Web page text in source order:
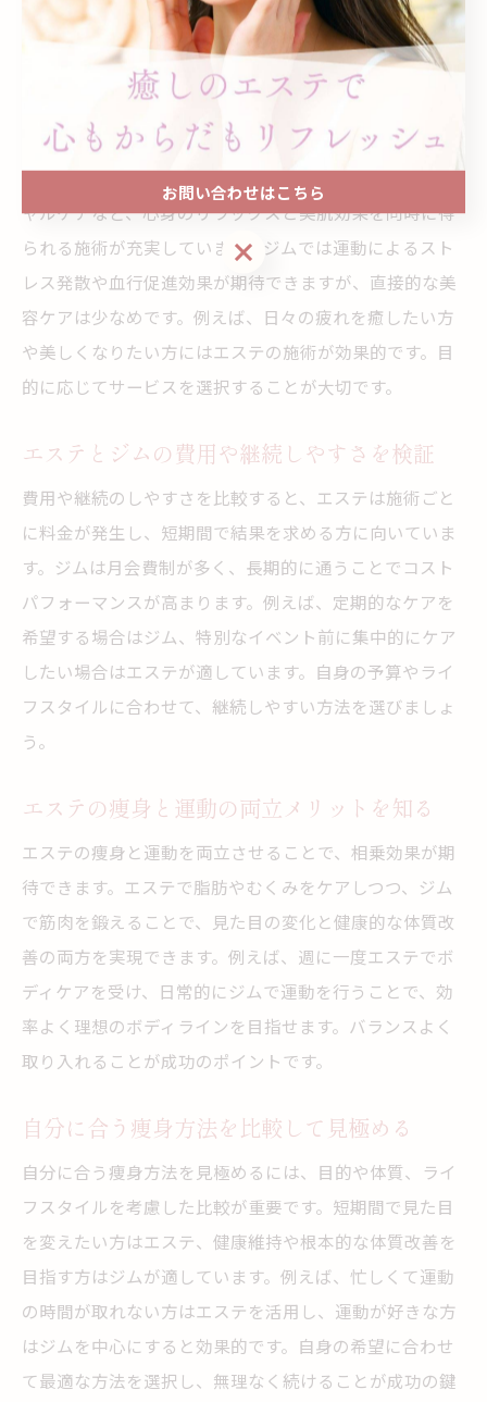
断しましょう。
リラクゼーションや美容効果の違いを比較
リラクゼーションや美容効果には、エステが強みを持っ
ています。エステではアロマトリートメントやフェイシ
ャルケアなど、心身のリラックスと美肌効果を同時に得
られる施術が充実しています。ジムでは運動によるスト
レス発散や血行促進効果が期待できますが、直接的な美
容ケアは少なめです。例えば、日々の疲れを癒したい方
や美しくなりたい方にはエステの施術が効果的です。目
的に応じてサービスを選択することが大切です。
エステとジムの費用や継続しやすさを検証
費用や継続のしやすさを比較すると、エステは施術ごと
に料金が発生し、短期間で結果を求める方に向いていま
す。ジムは月会費制が多く、長期的に通うことでコスト
パフォーマンスが高まります。例えば、定期的なケアを
希望する場合はジム、特別なイベント前に集中的にケア
したい場合はエステが適しています。自身の予算やライ
フスタイルに合わせて、継続しやすい方法を選びましょ
う。
エステの痩身と運動の両立メリットを知る
エステの痩身と運動を両立させることで、相乗効果が期
待できます。エステで脂肪やむくみをケアしつつ、ジム
で筋肉を鍛えることで、見た目の変化と健康的な体質改
善の両方を実現できます。例えば、週に一度エステでボ
ディケアを受け、日常的にジムで運動を行うことで、効
率よく理想のボディラインを目指せます。バランスよく
取り入れることが成功のポイントです。
自分に合う痩身方法を比較して見極める
自分に合う痩身方法を見極めるには、目的や体質、ライ
フスタイルを考慮した比較が重要です。短期間で見た目
を変えたい方はエステ、健康維持や根本的な体質改善を
目指す方はジムが適しています。例えば、忙しくて運動
の時間が取れない方はエステを活用し、運動が好きな方
はジムを中心にすると効果的です。自身の希望に合わせ
て最適な方法を選択し、無理なく続けることが成功の鍵
お問い合わせはこちら
お問い合わせはこちら